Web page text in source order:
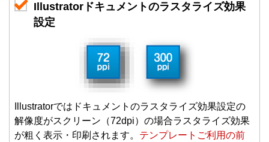
Illustratorドキュメントのラスタライズ効果
設定
Illustratorではドキュメントのラスタライズ効果設定の
解像度がスクリーン（72dpi）の場合ラスタライズ効果
が粗く表示・印刷されます。 テンプレートご利用の前